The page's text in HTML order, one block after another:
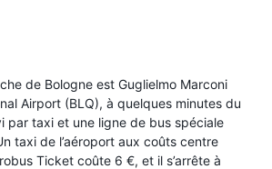
de Bologne est Guglielmo Marconi
Airport (BLQ), à quelques minutes du
par taxi et une ligne de bus spéciale
taxi de l’aéroport aux coûts centre
Ticket coûte 6 €, et il s’arrête à